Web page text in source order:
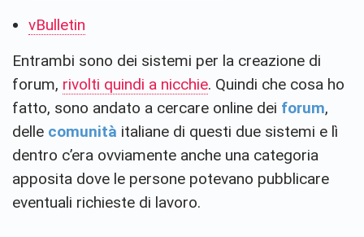
vBulletin
Entrambi sono dei sistemi per la creazione di
forum, rivolti quindi a nicchie. Quindi che cosa ho
fatto, sono andato a cercare online dei forum,
delle comunità italiane di questi due sistemi e lì
dentro c’era ovviamente anche una categoria
apposita dove le persone potevano pubblicare
eventuali richieste di lavoro.